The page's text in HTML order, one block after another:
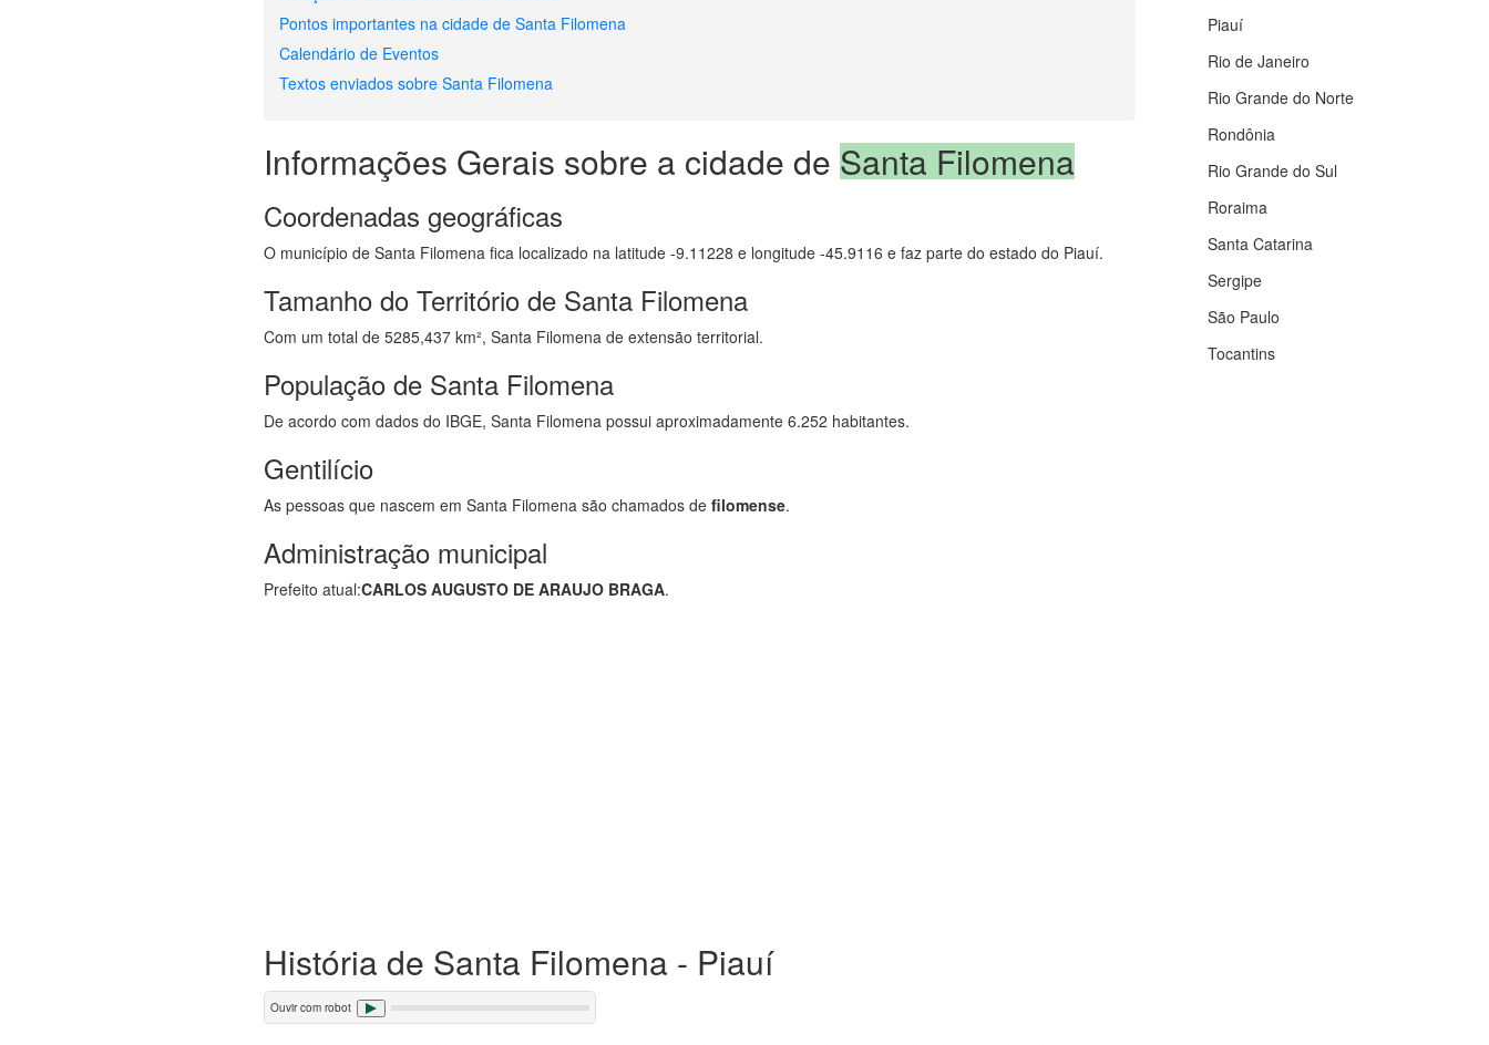
Pontos importantes na cidade de Santa Filomena
Calendário de Eventos
Textos enviados sobre Santa Filomena
Informações Gerais sobre a cidade de Santa Filomena
Coordenadas geográficas
O município de Santa Filomena fica localizado na latitude -9.11228 e longitude -45.9116 e faz parte do estado do Piauí.
Tamanho do Território de Santa Filomena
Com um total de 5285,437 km², Santa Filomena de extensão territorial.
População de Santa Filomena
De acordo com dados do IBGE, Santa Filomena possui aproximadamente 6.252 habitantes.
Gentilício
As pessoas que nascem em Santa Filomena são chamados defilomense.
Administração municipal
Prefeito atual:CARLOS AUGUSTO DE ARAUJO BRAGA.
História de Santa Filomena - Piauí
Ouvir com robot
Piauí
Rio de Janeiro
Rio Grande do Norte
Rondônia
Rio Grande do Sul
Roraima
Santa Catarina
Sergipe
São Paulo
Tocantins